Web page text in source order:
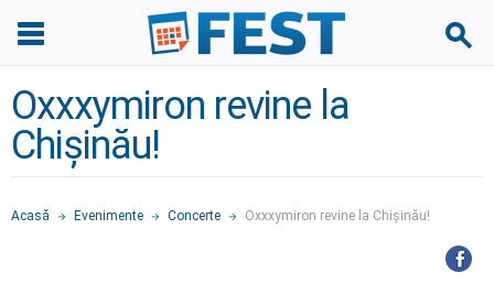
Oxxxymiron revine la
Chișinău!
Acasă Evenimente Concerte Oxxxymiron revine la Chișinău!